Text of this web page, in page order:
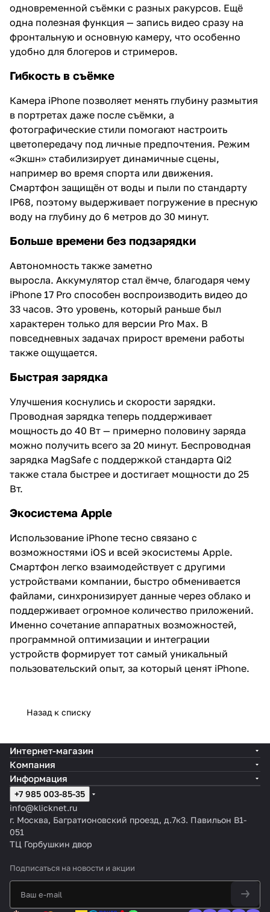
одновременной съёмки с разных ракурсов. Ещё
одна полезная функция — запись видео сразу на
фронтальную и основную камеру, что особенно
удобно для блогеров и стримеров.
Гибкость в съёмке
Камера iPhone позволяет менять глубину размытия
в портретах даже после съёмки, а
фотографические стили помогают настроить
цветопередачу под личные предпочтения. Режим
«Экшн» стабилизирует динамичные сцены,
например во время спорта или движения.
Смартфон защищён от воды и пыли по стандарту
IP68, поэтому выдерживает погружение в пресную
воду на глубину до 6 метров до 30 минут.
Больше времени без подзарядки
Автономность также заметно
выросла. Аккумулятор стал ёмче, благодаря чему
iPhone 17 Pro способен воспроизводить видео до
33 часов. Это уровень, который раньше был
характерен только для версии Pro Max. В
повседневных задачах прирост времени работы
также ощущается.
Быстрая зарядка
Улучшения коснулись и скорости зарядки.
Проводная зарядка теперь поддерживает
мощность до 40 Вт — примерно половину заряда
можно получить всего за 20 минут. Беспроводная
зарядка MagSafe с поддержкой стандарта Qi2
также стала быстрее и достигает мощности до 25
Вт.
Экосистема Apple
Использование iPhone тесно связано с
возможностями iOS и всей экосистемы Apple.
Смартфон легко взаимодействует с другими
устройствами компании, быстро обменивается
файлами, синхронизирует данные через облако и
поддерживает огромное количество приложений.
Именно сочетание аппаратных возможностей,
программной оптимизации и интеграции
устройств формирует тот самый уникальный
пользовательский опыт, за который ценят iPhone.
Назад к списку
Интернет-магазин
Компания
Информация
+7 985 003-85-35
info@klicknet.ru
г. Москва, Багратионовский проезд, д.7к3. Павильон B1-
051
ТЦ Горбушкин двор
Подписаться на новости и акции